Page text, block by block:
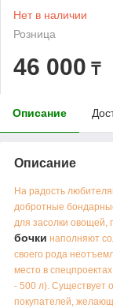
Нет в наличии
Розница
46 000 ₸
Описание
Описание
На радость
добротные
для засолки овощей,
бочки наполняют
своего рода
место в
- 500 л). Существует
покупателей,